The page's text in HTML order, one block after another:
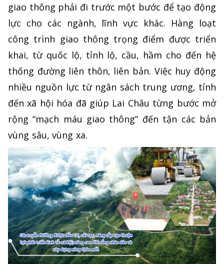
giao thông phải đi trước một bước để tạo động
lực cho các ngành, lĩnh vực khác. Hàng loạt
công trình giao thông trọng điểm được triển
khai, từ quốc lộ, tỉnh lộ, cầu, hầm cho đến hệ
thống đường liên thôn, liên bản. Việc huy động
nhiều nguồn lực từ ngân sách trung ương, tỉnh
đến xã hội hóa đã giúp Lai Châu từng bước mở
rộng “mạch máu giao thông” đến tận các bản
vùng sâu, vùng xa.